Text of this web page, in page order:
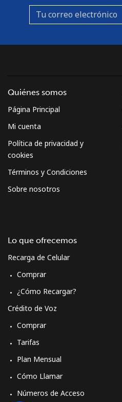
Quiénes somos
Página Principal
Mi cuenta
Política de privacidad y
cookies
Términos y Condiciones
Sobre nosotros
Lo que ofrecemos
Recarga de Celular
Comprar
¿Cómo Recargar?
Crédito de Voz
Comprar
Tarifas
Plan Mensual
Cómo Llamar
Números de Acceso